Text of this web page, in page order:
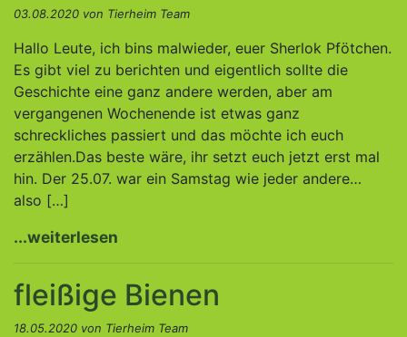
03.08.2020 von Tierheim Team
Hallo Leute, ich bins malwieder, euer Sherlok Pfötchen.
Es gibt viel zu berichten und eigentlich sollte die
Geschichte eine ganz andere werden, aber am
vergangenen Wochenende ist etwas ganz
schreckliches passiert und das möchte ich euch
erzählen.Das beste wäre, ihr setzt euch jetzt erst mal
hin. Der 25.07. war ein Samstag wie jeder andere…
also […]
...weiterlesen
fleißige Bienen
18.05.2020 von Tierheim Team